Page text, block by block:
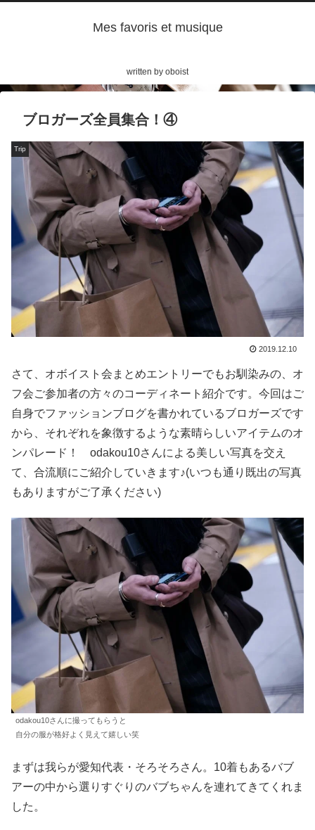
Mes favoris et musique
written by oboist
ブロガーズ全員集合！④
Trip
2019.12.10
さて、オボイスト会まとめエントリーでもお馴染みの、オ
フ会ご参加者の方々のコーディネート紹介です。今回はご
自身でファッションブログを書かれているブロガーズです
から、それぞれを象徴するような素晴らしいアイテムのオ
ンパレード！ odakou10さんによる美しい写真を交え
て、合流順にご紹介していきます♪(いつも通り既出の写真
もありますがご了承ください)
odakou10さんに撮ってもらうと
自分の服が格好よく見えて嬉しい笑
まずは我らが愛知代表・そろそろさん。10着もあるバブ
アーの中から選りすぐりのバブちゃんを連れてきてくれま
した。